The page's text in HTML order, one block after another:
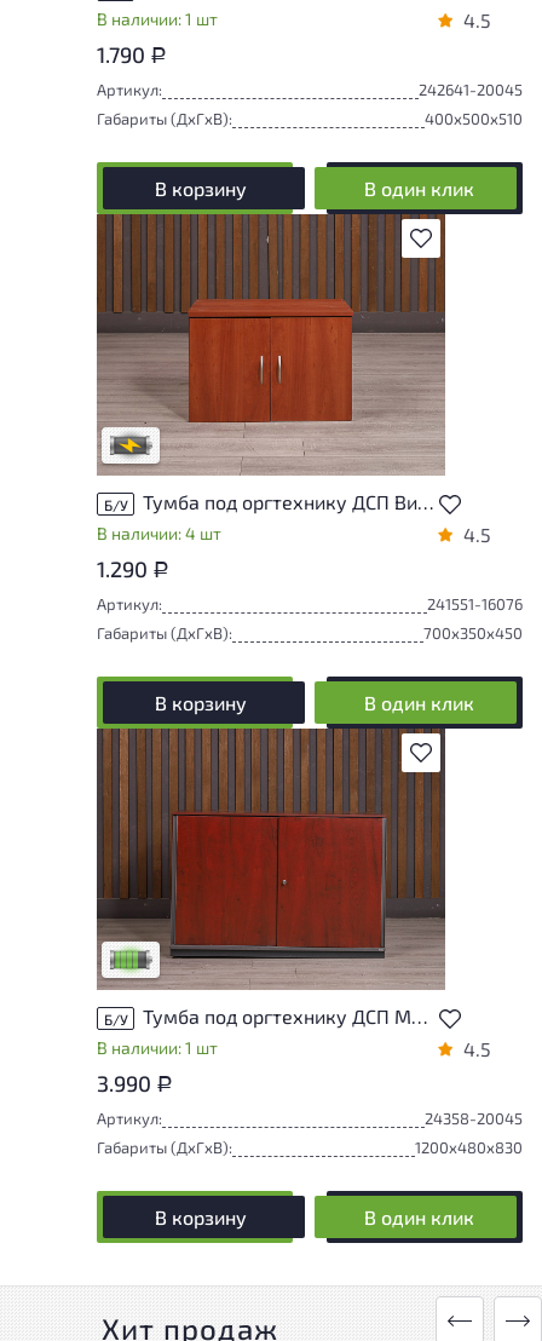
В наличии: 1 шт 4.5
1.790 Р
Артикул:
242641-20045
Габариты (ДxГxВ):
400x500x510
В корзину В один клик
В избранное
Степень износа находится на стадии
проверки. Вы можете уточнить
дополнительную информацию у
сотрудников магазина
В обработке
Б/У Тумба под оргтехнику ДСП Вишня Россия
В наличии: 4 шт 4.5
1.290 Р
Артикул:
241551-16076
Габариты (ДxГxВ):
700x350x450
В корзину В один клик
В избранное
У товара присутствуют незначительные
следы эксплуатации, не влияющие на
удобство его использования
Низкая степень износа
Б/У Тумба под оргтехнику ДСП Махагон Россия
В наличии: 1 шт 4.5
3.990 Р
Артикул:
24358-20045
Габариты (ДxГxВ):
1200x480x830
В корзину В один клик
Хит продаж